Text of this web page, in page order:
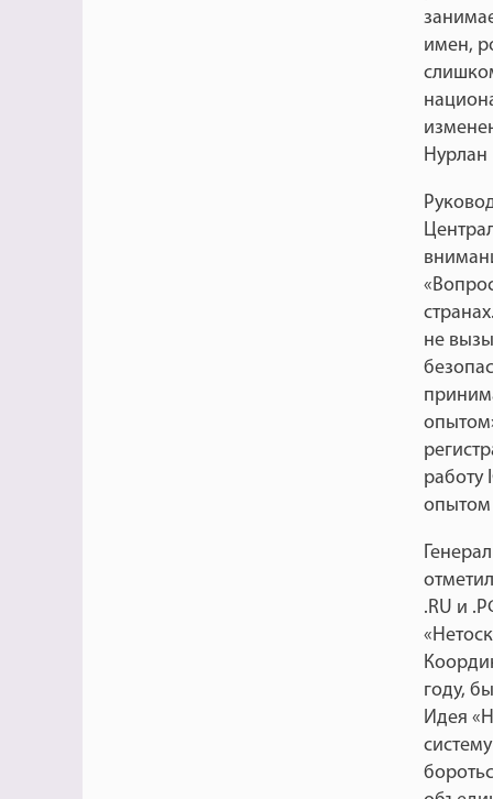
имен,
не
работу
опытом
.RU и
году,
Идея